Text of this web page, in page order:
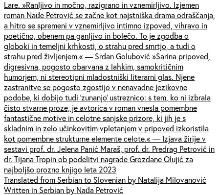
Lare. »Ranljivo in močno, razigrano in vznemirljivo. Izjemen
roman Nađe Petrović se začne kot najstniška drama odraščanja,
a hitro se spremeni v vznemirljivo intimno izpoved, vihravo in
poetično, obenem pa ganljivo in bolečo. To je zgodba o
globoki in temeljni krhkosti, o strahu pred smrtjo, a tudi o
strahu pred življenjem.« — Srdan Golubović »Sarina pripoved,
digresivna, pogosto obarvana z lahkim, samokritičnim
humorjem, ni stereotipni mladostniški literarni glas. Njene
zastranitve se pogosto zgostijo v nenavadne jezikovne
podobe, ki dobijo tudi 'zunanjo' ustreznico: s tem, ko ni izbrala
čisto stvarne proze, je avtorica v roman vnesla pomembne
fantastične motive in celotne sanjske prizore, ki jih je s
skladnim in zelo učinkovitim vpletanjem v pripoved izkoristila
kot pomembne strukturne elemente celote.« — Izjava žirije v
sestavi prof. dr. Jelena Panić Maraš, prof. dr. Predrag Petrović in
dr. Tijana Tropin ob podelitvi nagrade Grozdane Olujić za
najboljšo prozno knjigo leta 2023
Translated from Serbian to Slovenian by Natalija Milovanović
Written in Serbian by Nađa Petrović